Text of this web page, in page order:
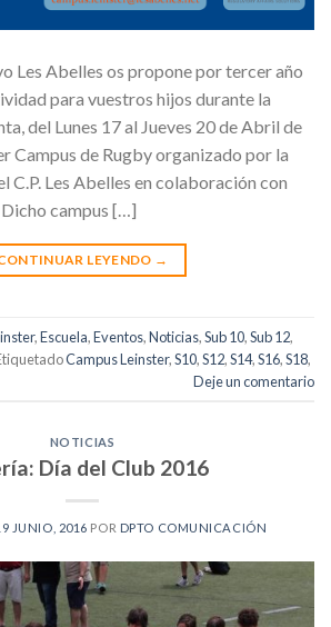
Les Abelles os propone por tercer año
para vuestros hijos durante la
del Lunes 17 al Jueves 20 de Abril de
Campus de Rugby organizado por la
C.P. Les Abelles en colaboración con
campus […]
LEYENDO →
,Escuela,Eventos,Noticias,Sub 10,Sub 12,
Campus Leinster,S10,S12,S14,S16,S18,
Deje un comentario
NOTICIAS
Día del Club 2016
JUNIO, 2016 POR DPTO COMUNICACIÓN